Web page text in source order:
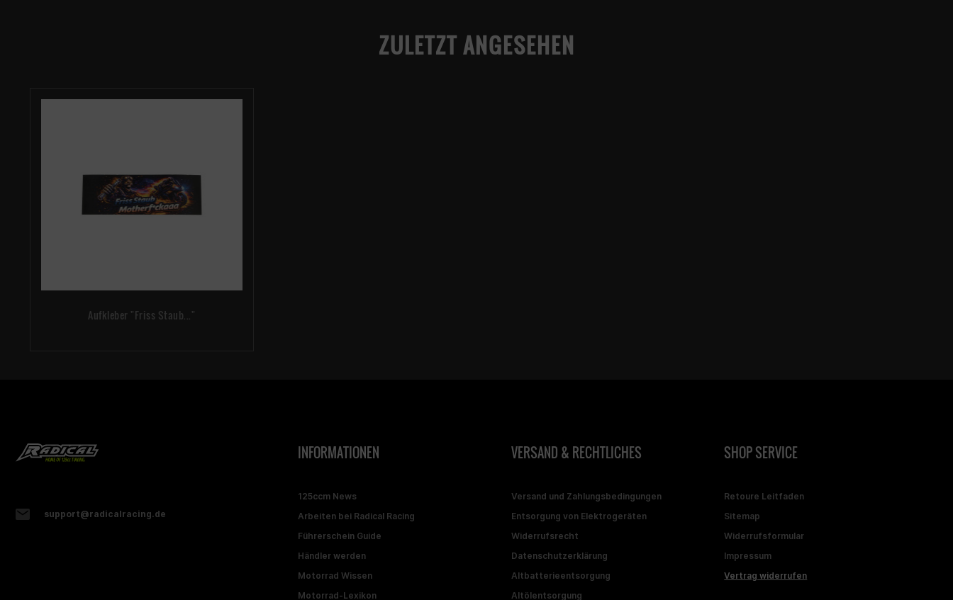
ZULETZT ANGESEHEN
Aufkleber "Friss Staub..."
support@radicalracing.de
INFORMATIONEN
125ccm News
Arbeiten bei Radical Racing
Führerschein Guide
Händler werden
Motorrad Wissen
Motorrad-Lexikon
VERSAND & RECHTLICHES
Versand und Zahlungsbedingungen
Entsorgung von Elektrogeräten
Widerrufsrecht
Datenschutzerklärung
Altbatterieentsorgung
Altölentsorgung
SHOP SERVICE
Retoure Leitfaden
Sitemap
Widerrufsformular
Impressum
Vertrag widerrufen